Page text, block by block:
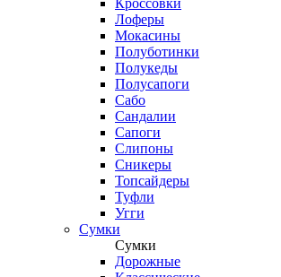
Кроссовки
Лоферы
Мокасины
Полуботинки
Полукеды
Полусапоги
Сабо
Сандалии
Сапоги
Слипоны
Сникеры
Топсайдеры
Туфли
Угги
Сумки
Сумки
Дорожные